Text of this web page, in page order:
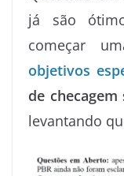
já são
começar
objetivos
de
levantando